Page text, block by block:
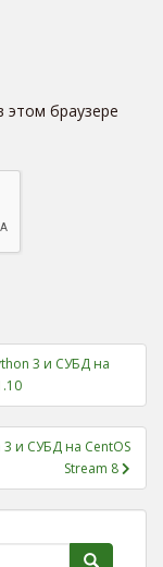
этом браузере
3 и СУБД на
3 и СУБД на CentOS
Stream 8